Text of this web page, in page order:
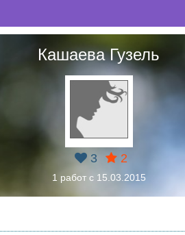
Кашаева Гузель
3 2
1 работ с 15.03.2015